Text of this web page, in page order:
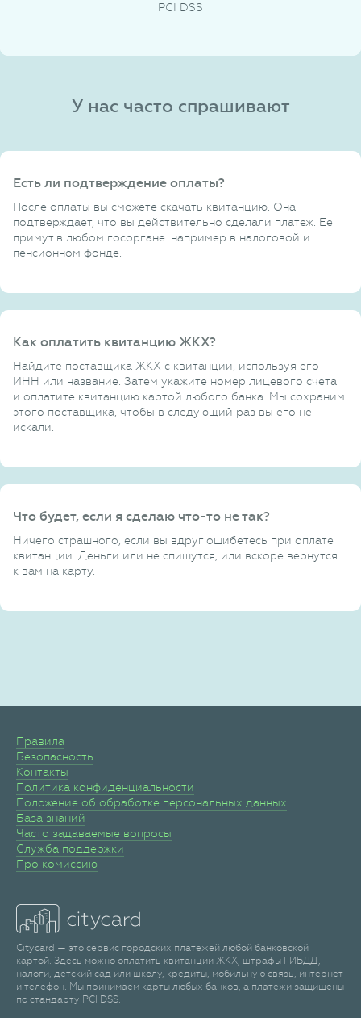
PCI DSS
У нас часто спрашивают
Есть ли подтверждение оплаты?
После оплаты вы сможете скачать квитанцию. Она
подтверждает, что вы действительно сделали платеж. Ее
примут в любом госоргане: например в налоговой и
пенсионном фонде.
Как оплатить квитанцию ЖКХ?
Найдите поставщика ЖКХ с квитанции, используя его
ИНН или название. Затем укажите номер лицевого счета
и оплатите квитанцию картой любого банка. Мы сохраним
этого поставщика, чтобы в следующий раз вы его не
искали.
Что будет, если я сделаю что-то не так?
Ничего страшного, если вы вдруг ошибетесь при оплате
квитанции. Деньги или не спишутся, или вскоре вернутся
к вам на карту.
Правила
Безопасность
Контакты
Политика конфиденциальности
Положение об обработке персональных данных
База знаний
Часто задаваемые вопросы
Служба поддержки
Про комиссию
Citycard — это сервис городских платежей любой банковской
картой. Здесь можно оплатить квитанции ЖКХ, штрафы ГИБДД,
налоги, детский сад или школу, кредиты, мобильную связь, интернет
и телефон. Мы принимаем карты любых банков, а платежи защищены
по стандарту PCI DSS.